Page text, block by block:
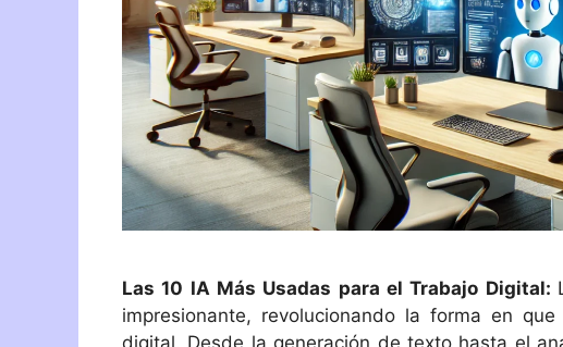
Las 10 IA Más Usadas para el Trabajo Digital:
impresionante, revolucionando la forma en
digital. Desde la generación de texto hasta el